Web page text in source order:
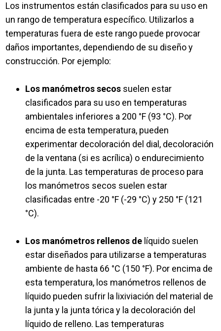
Los instrumentos están clasificados para su uso en
un rango de temperatura específico. Utilizarlos a
temperaturas fuera de este rango puede provocar
daños importantes, dependiendo de su diseño y
construcción. Por ejemplo:
Los manómetros secos suelen estar
clasificados para su uso en temperaturas
ambientales inferiores a 200 °F (93 °C). Por
encima de esta temperatura, pueden
experimentar decoloración del dial, decoloración
de la ventana (si es acrílica) o endurecimiento
de la junta. Las temperaturas de proceso para
los manómetros secos suelen estar
clasificadas entre -20 °F (-29 °C) y 250 °F (121
°C).
Los manómetros rellenos de líquido suelen
estar diseñados para utilizarse a temperaturas
ambiente de hasta 66 °C (150 °F). Por encima de
esta temperatura, los manómetros rellenos de
líquido pueden sufrir la lixiviación del material de
la junta y la junta tórica y la decoloración del
líquido de relleno. Las temperaturas